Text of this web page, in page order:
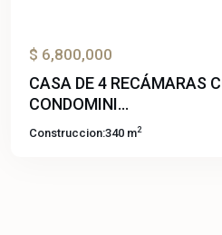
$ 6,800,000
CASA DE 4 RECÁMARAS
CONDOMINI...
Construccion:340 m2